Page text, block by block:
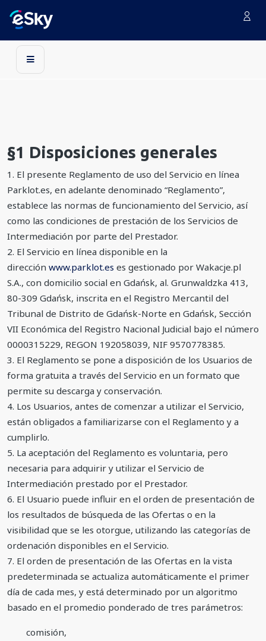
§1 Disposiciones generales
1. El presente Reglamento de uso del Servicio en línea
Parklot.es, en adelante denominado “Reglamento”,
establece las normas de funcionamiento del Servicio, así
como las condiciones de prestación de los Servicios de
Intermediación por parte del Prestador.
2. El Servicio en línea disponible en la
dirección www.parklot.es es gestionado por Wakacje.pl
S.A., con domicilio social en Gdańsk, al. Grunwaldzka 413,
80-309 Gdańsk, inscrita en el Registro Mercantil del
Tribunal de Distrito de Gdańsk-Norte en Gdańsk, Sección
VII Económica del Registro Nacional Judicial bajo el número
0000315229, REGON 192058039, NIF 9570778385.
3. El Reglamento se pone a disposición de los Usuarios de
forma gratuita a través del Servicio en un formato que
permite su descarga y conservación.
4. Los Usuarios, antes de comenzar a utilizar el Servicio,
están obligados a familiarizarse con el Reglamento y a
cumplirlo.
5. La aceptación del Reglamento es voluntaria, pero
necesaria para adquirir y utilizar el Servicio de
Intermediación prestado por el Prestador.
6. El Usuario puede influir en el orden de presentación de
los resultados de búsqueda de las Ofertas o en la
visibilidad que se les otorgue, utilizando las categorías de
ordenación disponibles en el Servicio.
7. El orden de presentación de las Ofertas en la vista
predeterminada se actualiza automáticamente el primer
día de cada mes, y está determinado por un algoritmo
basado en el promedio ponderado de tres parámetros:
comisión,